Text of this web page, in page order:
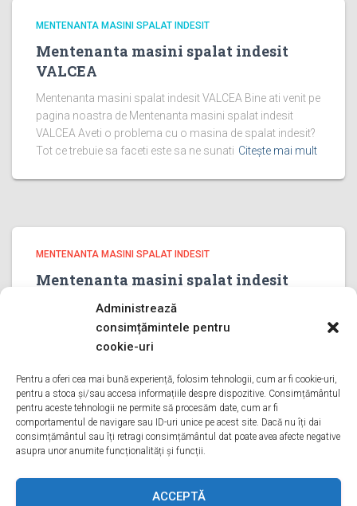
Administrează
consimțămintele pentru
cookie-uri
Pentru a oferi cea mai bună experiență, folosim tehnologii, cum ar fi cookie-uri,
pentru a stoca și/sau accesa informațiile despre dispozitive. Consimțământul
pentru aceste tehnologii ne permite să procesăm date, cum ar fi
comportamentul de navigare sau ID-uri unice pe acest site. Dacă nu îți dai
consimțământul sau îți retragi consimțământul dat poate avea afecte negative
asupra unor anumite funcționalități și funcții.
ACCEPTĂ
MENTENANTA MASINI SPALAT INDESIT
Mentenanta masini spalat indesit
VALCEA
Mentenanta masini spalat indesit VALCEA Bine ati venit pe
pagina noastra de Mentenanta masini spalat indesit
VALCEA Aveti o problema cu o masina de spalat indesit?
Tot ce trebuie sa faceti este sa ne sunati Citește mai mult
MENTENANTA MASINI SPALAT INDESIT
Mentenanta masini spalat indesit
PRAHOVA
Mentenanta masini spalat indesit PRAHOVA Bine ati venit
pe pagina noastra de Mentenanta masini spalat indesit
indesit? Tot ce trebuie sa faceti este sa ne sunati
Citește mai mult
DESPRE NOI SERVICII